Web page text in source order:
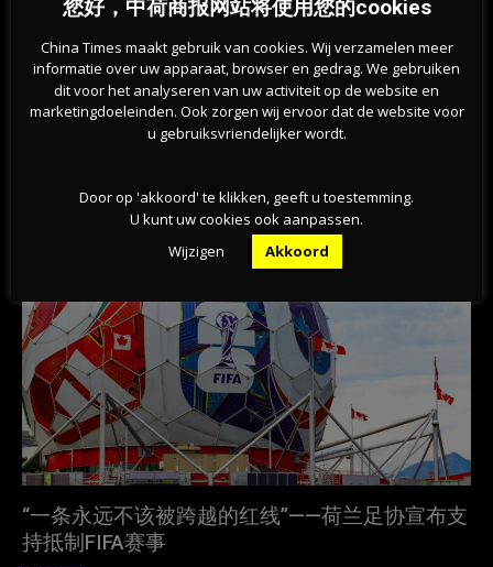
Previous article
荷兰学生贷款加剧机会不平等
Next article
荷兰考虑取消针对企业的财务支持
相关文章
“一条永远不该被跨越的红线”——荷兰足协宣布支
持抵制FIFA赛事
您好，中荷商报网站将使用您的cookies
China Times maakt gebruik van cookies. Wij verzamelen meer
informatie over uw apparaat, browser en gedrag. We gebruiken
dit voor het analyseren van uw activiteit op de website en
marketingdoeleinden. Ook zorgen wij ervoor dat de website voor
u gebruiksvriendelijker wordt.
Door op 'akkoord' te klikken, geeft u toestemming.
U kunt uw cookies ook aanpassen.
Wijzigen
Akkoord